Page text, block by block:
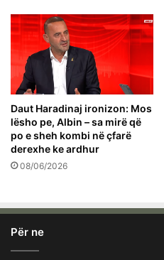
Daut Haradinaj ironizon: Mos
lësho pe, Albin – sa mirë që
po e sheh kombi në çfarë
derexhe ke ardhur
08/06/2026
Për ne